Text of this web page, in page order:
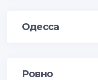
Одесса
Ровно